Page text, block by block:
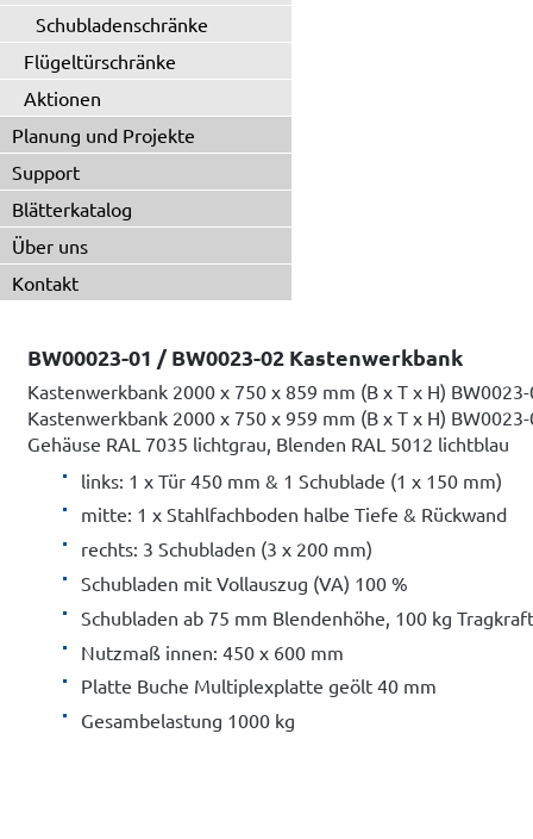
Schubladenschränke
Flügeltürschränke
Aktionen
Planung und Projekte
Support
Blätterkatalog
Über uns
Kontakt
BW00023-01 / BW0023-02 Kastenwerkbank
Kastenwerkbank 2000 x 750 x 859 mm (B x T x H)
Kastenwerkbank 2000 x 750 x 959 mm (B x T x H)
Gehäuse RAL 7035 lichtgrau, Blenden RAL 5012 lichtblau
links: 1 x Tür 450 mm & 1 Schublade (1 x 150 mm)
mitte: 1 x Stahlfachboden halbe Tiefe & Rückwand
rechts: 3 Schubladen (3 x 200 mm)
Schubladen mit Vollauszug (VA) 100 %
Schubladen ab 75 mm Blendenhöhe, 100 kg Tragkraft
Nutzmaß innen: 450 x 600 mm
Platte Buche Multiplexplatte geölt 40 mm
Gesambelastung 1000 kg